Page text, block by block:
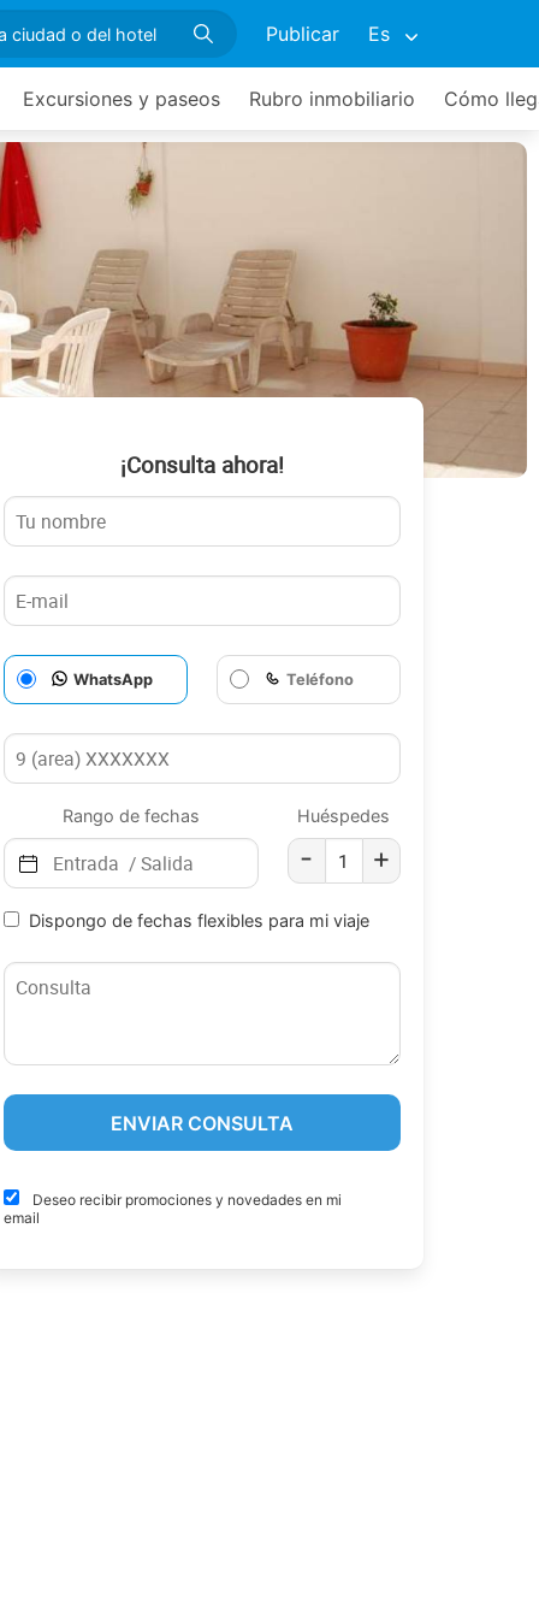
Publicar Es
Excursiones y paseos Rubro inmobiliario Cómo
¡Consulta ahora!
WhatsApp Teléfono
Rango de fechas Huéspedes
- +
Dispongo de fechas flexibles para mi viaje
Deseo recibir promociones y novedades en mi
email